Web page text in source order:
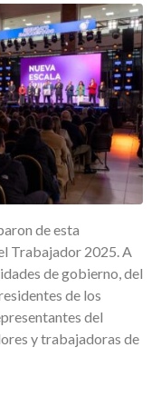
de esta
Trabajador 2025. A
de gobierno, del
de los
del
y trabajadoras de